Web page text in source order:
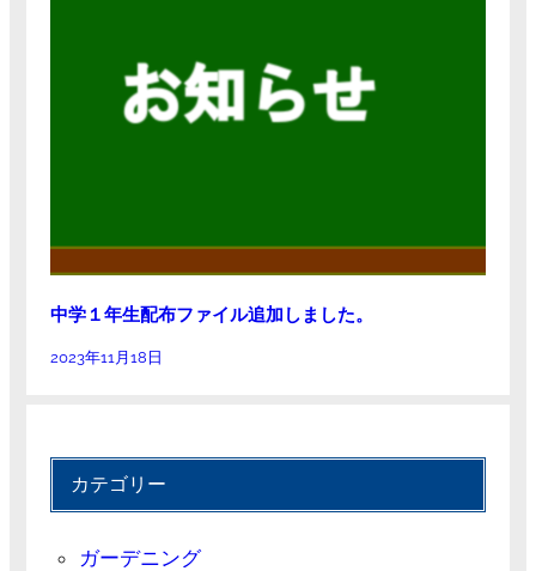
中学１年生配布ファイル追加しました。
2023年11月18日
カテゴリー
ガーデニング